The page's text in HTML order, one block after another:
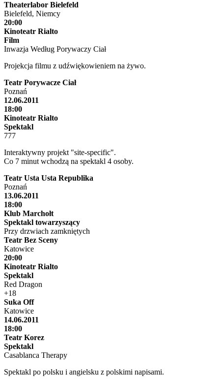
Theaterlabor Bielefeld
Bielefeld, Niemcy
20:00
Kinoteatr Rialto
Film
Inwazja Według Porywaczy Ciał
Projekcja filmu z udźwiękowieniem na żywo.
Teatr Porywacze Ciał
Poznań
12.06.2011
18:00
Kinoteatr Rialto
Spektakl
777
Interaktywny projekt "site-specific".
Co 7 minut wchodzą na spektakl 4 osoby.
Teatr Usta Usta Republika
Poznań
13.06.2011
18:00
Klub Marchołt
Spektakl towarzyszący
Przy drzwiach zamkniętych
Teatr Bez Sceny
Katowice
20:00
Kinoteatr Rialto
Spektakl
Red Dragon
+18
Suka Off
Katowice
14.06.2011
18:00
Teatr Korez
Spektakl
Casablanca Therapy
Spektakl po polsku i angielsku z polskimi napisami.